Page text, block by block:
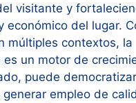
visitante y
económico del lugar.
múltiples contextos, la
un motor de
puede
empleo de